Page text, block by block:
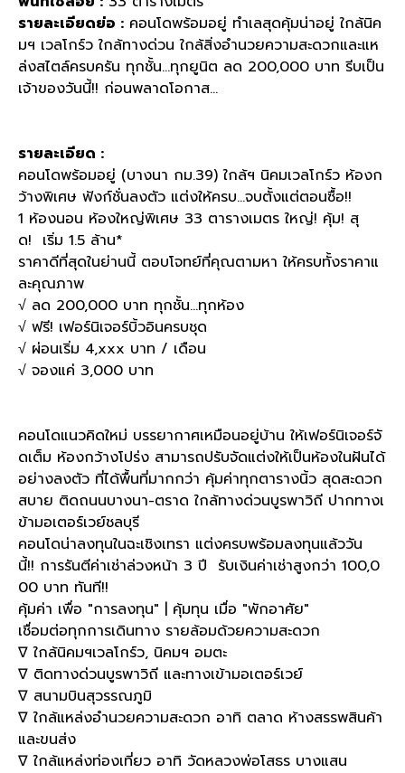
รายละเอียดย่อ : คอนโดพร้อมอยู่ ทำเลสุดคุ้มน่าอยู่ ใกล้นิค
มฯ เวลโกร์ว ใกล้ทางด่วน ใกล้สิ่งอำนวยความสะดวกและแห
ล่งสไตล์ครบครัน ทุกชั้น...ทุกยูนิต ลด 200,000 บาท รีบเป็น
เจ้าของวันนี้!! ก่อนพลาดโอกาส...
รายละเอียด :
คอนโดพร้อมอยู่ (บางนา กม.39)ใกล้ฯ นิคมเวลโกร์ว ห้องก
ว้างพิเศษ ฟังก์ชั่นลงตัว แต่งให้ครบ...จบตั้งแต่ตอนซื้อ!!
1 ห้องนอน ห้องใหญ่พิเศษ 33 ตารางเมตร ใหญ่! คุ้ม! สุ
ด! เริ่ม 1.5 ล้าน*
ราคาดีที่สุดในย่านนี้ ตอบโจทย์ที่คุณตามหา ให้ครบทั้งราคาแ
ละคุณภาพ
√ ลด 200,000 บาท ทุกชั้น...ทุกห้อง
√ ฟรี! เฟอร์นิเจอร์บิ้วอินครบชุด
√ ผ่อนเริ่ม 4,xxx บาท / เดือน
√ จองแค่ 3,000 บาท
คอนโดแนวคิดใหม่ บรรยากาศเหมือนอยู่บ้าน ให้เฟอร์นิเจอร์จั
ดเต็ม ห้องกว้างโปร่ง สามารถปรับจัดแต่งให้เป็นห้องในฝันได้
อย่างลงตัว ที่ได้พื้นที่มากกว่า คุ้มค่าทุกตารางนิ้ว สุดสะดวก
สบาย ติดถนนบางนา-ตราด ใกล้ทางด่วนบูรพาวิถี ปากทางเ
ข้ามอเตอร์เวย์ชลบุรี
คอนโดน่าลงทุนในฉะเชิงเทรา แต่งครบพร้อมลงทุนแล้ววัน
นี้!! การรันตีค่าเช่าล่วงหน้า 3 ปี รับเงินค่าเช่าสูงกว่า 100,0
00 บาท ทันที!!
คุ้มค่า เพื่อ "การลงทุน" | คุ้มทุน เมื่อ "พักอาศัย"
เชื่อมต่อทุกการเดินทาง รายล้อมด้วยความสะดวก
∇ใกล้นิคมฯเวลโกร์ว, นิคมฯ อมตะ
∇ ติดทางด่วนบูรพาวิถี และทางเข้ามอเตอร์เวย์
∇ สนามบินสุวรรณภูมิ
∇ใกล้แหล่งอำนวยความสะดวก อาทิ ตลาด ห้างสรรพสินค้า
และขนส่ง
∇ใกล้แหล่งท่องเที่ยว อาทิ วัดหลวงพ่อโสธร บางแสน